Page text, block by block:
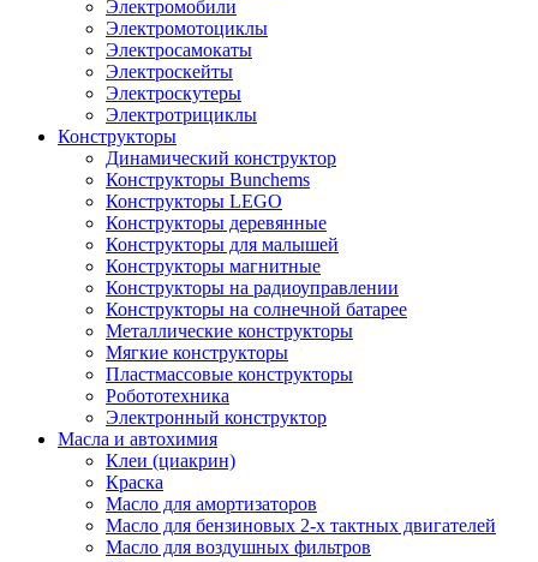
Электромобили
Электромотоциклы
Электросамокаты
Электроскейты
Электроскутеры
Электротрициклы
Конструкторы
Динамический конструктор
Конструкторы Bunchems
Конструкторы LEGO
Конструкторы деревянные
Конструкторы для малышей
Конструкторы магнитные
Конструкторы на радиоуправлении
Конструкторы на солнечной батарее
Металлические конструкторы
Мягкие конструкторы
Пластмассовые конструкторы
Робототехника
Электронный конструктор
Масла и автохимия
Клеи (циакрин)
Краска
Масло для амортизаторов
Масло для бензиновых 2-х тактных двигателей
Масло для воздушных фильтров